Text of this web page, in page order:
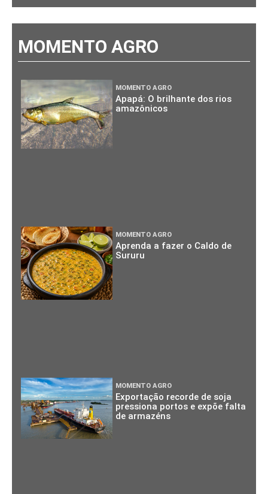
MOMENTO AGRO
MOMENTO AGRO
Apapá: O brilhante dos rios
amazônicos
MOMENTO AGRO
Aprenda a fazer o Caldo de
Sururu
MOMENTO AGRO
Exportação recorde de soja
pressiona portos e expõe falta
de armazéns